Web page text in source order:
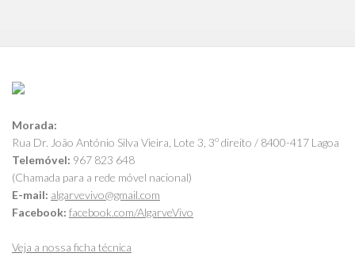
Morada:
Rua Dr. João António Silva Vieira, Lote 3, 3º direito / 8400-417 Lagoa
Telemóvel: 967 823 648
(Chamada para a rede móvel nacional)
E-mail: algarvevivo@gmail.com
Facebook: facebook.com/AlgarveVivo
Veja a nossa ficha técnica